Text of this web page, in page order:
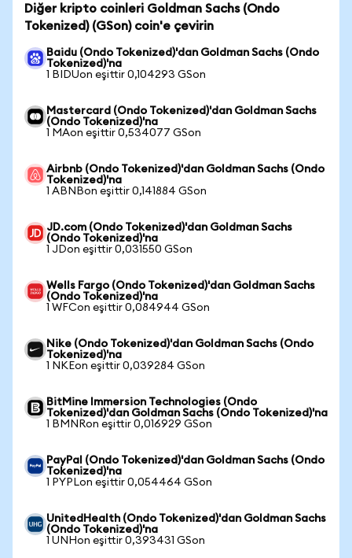
Diğer kripto coinleri Goldman Sachs (Ondo
Tokenized) (GSon) coin'e çevirin
Baidu (Ondo Tokenized)'dan Goldman Sachs (Ondo
Tokenized)'na
1 BIDUon eşittir 0,104293 GSon
Mastercard (Ondo Tokenized)'dan Goldman Sachs
(Ondo Tokenized)'na
1 MAon eşittir 0,534077 GSon
Airbnb (Ondo Tokenized)'dan Goldman Sachs (Ondo
Tokenized)'na
1 ABNBon eşittir 0,141884 GSon
JD.com (Ondo Tokenized)'dan Goldman Sachs
(Ondo Tokenized)'na
1 JDon eşittir 0,031550 GSon
Wells Fargo (Ondo Tokenized)'dan Goldman Sachs
(Ondo Tokenized)'na
1 WFCon eşittir 0,084944 GSon
Nike (Ondo Tokenized)'dan Goldman Sachs (Ondo
Tokenized)'na
1 NKEon eşittir 0,039284 GSon
BitMine Immersion Technologies (Ondo
Tokenized)'dan Goldman Sachs (Ondo Tokenized)'na
1 BMNRon eşittir 0,016929 GSon
PayPal (Ondo Tokenized)'dan Goldman Sachs (Ondo
Tokenized)'na
1 PYPLon eşittir 0,054464 GSon
UnitedHealth (Ondo Tokenized)'dan Goldman Sachs
(Ondo Tokenized)'na
1 UNHon eşittir 0,393431 GSon